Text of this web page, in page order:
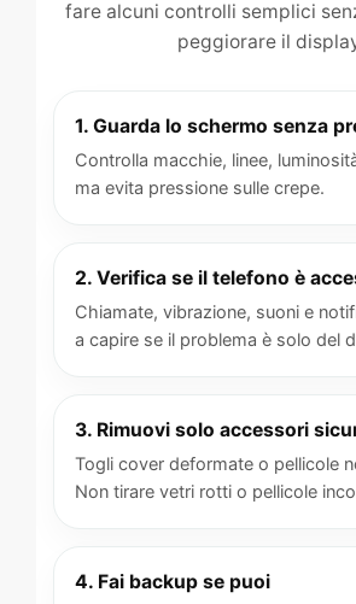
fare alcuni controlli semplici
peggiorare il
1. Guarda lo schermo senza
Controlla macchie, linee,
ma evita pressione sulle crepe.
2. Verifica se il telefono è
Chiamate, vibrazione, suoni e
a capire se il problema è solo del
3. Rimuovi solo accessori
Togli cover deformate o pellicole
Non tirare vetri rotti o pellicole
4. Fai backup se puoi